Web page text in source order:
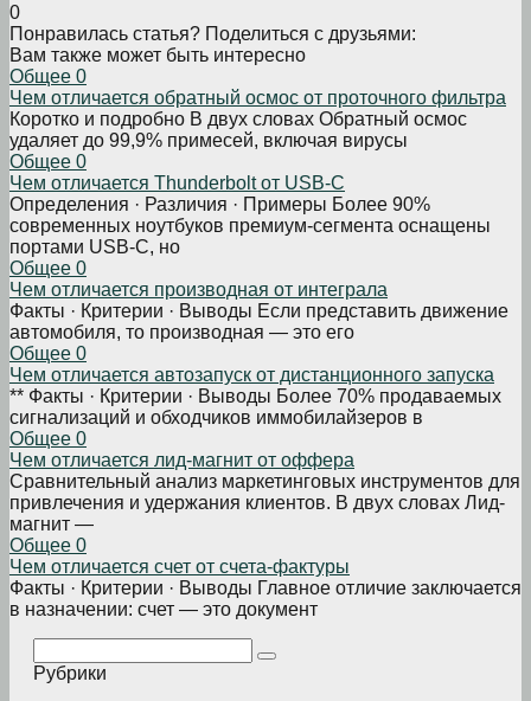
0
Понравилась статья? Поделиться с друзьями:
Вам также может быть интересно
Общее 0
Чем отличается обратный осмос от проточного фильтра
Коротко и подробно В двух словах Обратный осмос
удаляет до 99,9% примесей, включая вирусы
Общее 0
Чем отличается Thunderbolt от USB-C
Определения · Различия · Примеры Более 90%
современных ноутбуков премиум-сегмента оснащены
портами USB-C, но
Общее 0
Чем отличается производная от интеграла
Факты · Критерии · Выводы Если представить движение
автомобиля, то производная — это его
Общее 0
Чем отличается автозапуск от дистанционного запуска
** Факты · Критерии · Выводы Более 70% продаваемых
сигнализаций и обходчиков иммобилайзеров в
Общее 0
Чем отличается лид-магнит от оффера
Сравнительный анализ маркетинговых инструментов для
привлечения и удержания клиентов. В двух словах Лид-
магнит —
Общее 0
Чем отличается счет от счета-фактуры
Факты · Критерии · Выводы Главное отличие заключается
в назначении: счет — это документ
Рубрики